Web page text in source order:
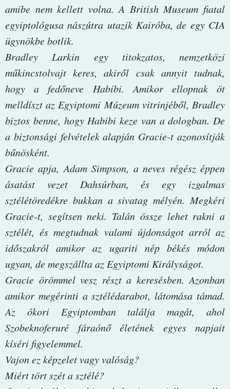
amibe nem kellett volna. A British Museum fiatal
egyiptológusa nászútra utazik Kairóba, de egy CIA
ügynökbe botlik.
Bradley Larkin egy titokzatos, nemzetközi
műkincstolvajt keres, akiről csak annyit tudnak,
hogy a fedőneve Habibi. Amikor ellopnak öt
melldíszt az Egyiptomi Múzeum vitrinjéből, Bradley
biztos benne, hogy Habibi keze van a dologban. De
a biztonsági felvételek alapján Gracie-t azonosítják
bűnösként.
Gracie apja, Adam Simpson, a neves régész éppen
ásatást vezet Dahsúrban, és egy izgalmas
sztélétöredékre bukkan a sivatag mélyén. Megkéri
Gracie-t, segítsen neki. Talán össze lehet rakni a
sztélét, és megtudnak valami újdonságot arról az
időszakról amikor az ugariti nép békés módon
ugyan, de megszállta az Egyiptomi Királyságot.
Gracie örömmel vesz részt a keresésben. Azonban
amikor megérinti a sztélédarabot, látomása támad.
Az ókori Egyiptomban találja magát, ahol
Szobeknoferuré fáraónő életének egyes napjait
kíséri figyelemmel.
Vajon ez képzelet vagy valóság?
Miért tört szét a sztélé?